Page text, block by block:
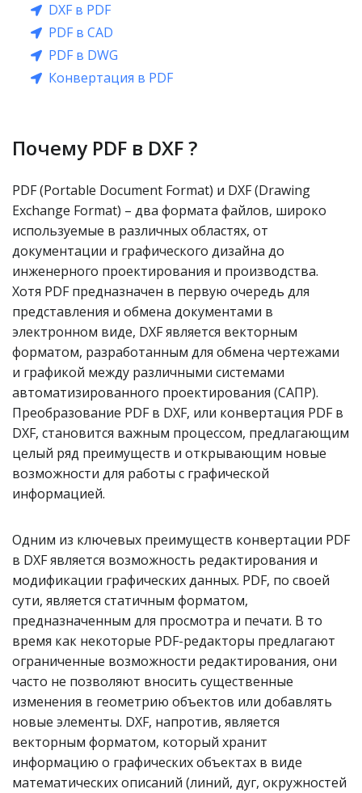
DXF в PDF
PDF в CAD
PDF в DWG
Конвертация в PDF
Почему PDF в DXF ?
PDF (Portable Document Format) и DXF (Drawing
Exchange Format) – два формата файлов, широко
используемые в различных областях, от
документации и графического дизайна до
инженерного проектирования и производства.
Хотя PDF предназначен в первую очередь для
представления и обмена документами в
электронном виде, DXF является векторным
форматом, разработанным для обмена чертежами
и графикой между различными системами
автоматизированного проектирования (САПР).
Преобразование PDF в DXF, или конвертация PDF в
DXF, становится важным процессом, предлагающим
целый ряд преимуществ и открывающим новые
возможности для работы с графической
информацией.
Одним из ключевых преимуществ конвертации PDF
в DXF является возможность редактирования и
модификации графических данных. PDF, по своей
сути, является статичным форматом,
предназначенным для просмотра и печати. В то
время как некоторые PDF-редакторы предлагают
ограниченные возможности редактирования, они
часто не позволяют вносить существенные
изменения в геометрию объектов или добавлять
новые элементы. DXF, напротив, является
векторным форматом, который хранит
информацию о графических объектах в виде
математических описаний (линий, дуг, окружностей